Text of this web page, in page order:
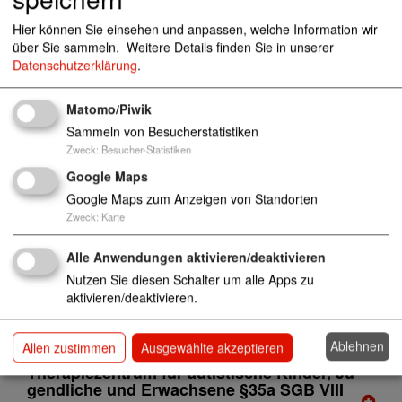
Liste Karte
Integrationshilfen für Kinder, Jugendliche u
nd junge Erwachsene mit Autismus §35a S
GB VIII 68161 Mannheim
Jugendhilfe / Eingliederungshilfe AWOSOZI
ALe Dienste gGmbH Standort Lüchow
39 Lüchow
Kinder Jugendliche Eingliederungshilfen
Soziale Dienste
Kinder Eingliederungshilfen
Therapiezentrum für autistische Kinder, Ju
gendliche und Erwachsene §35a SGB VIII
Hier können Sie einsehen und anpassen, welche Information wir
über Sie sammeln. Weitere Details finden Sie in unserer
Datenschutzerklärung.
Matomo/Piwik
Sammeln von Besucherstatistiken
Zweck: Besucher-Statistiken
Google Maps
Google Maps zum Anzeigen von Standorten
Zweck: Karte
Alle Anwendungen aktivieren/deaktivieren
Nutzen Sie diesen Schalter um alle Apps zu
aktivieren/deaktivieren.
Allen zustimmen Ausgewählte akzeptieren Ablehnen